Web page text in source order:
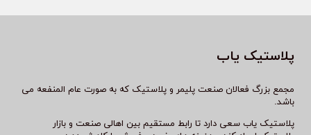
پلاستیک یاب
مجمع بزرگ فعالان صنعت پلیمر و پلاستیک که به صورت عام المنفعه می
باشد.
پلاستیک یاب سعی دارد تا رابط مستقیم بین اهالی صنعت و بازار